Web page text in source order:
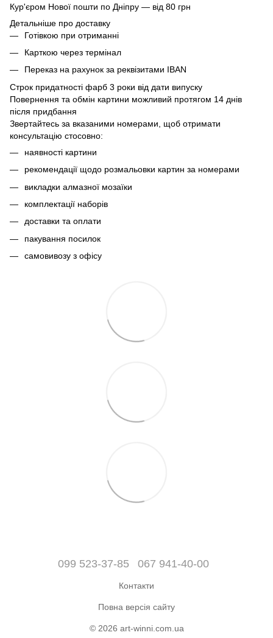
Кур'єром Нової пошти по Дніпру — від 80 грн
Детальніше про доставку
Готівкою при отриманні
Карткою через термінал
Переказ на рахунок за реквізитами IBAN
Строк придатності фарб 3 роки від дати випуску
Повернення та обмін картини можливий протягом 14 днів
після придбання
Звертайтесь за вказаними номерами, щоб отримати
консультацію стосовно:
наявності картини
рекомендації щодо розмальовки картин за номерами
викладки алмазної мозаїки
комплектації наборів
доставки та оплати
пакування посилок
самовивозу з офісу
099 523-37-85 067 941-40-00
Контакти
Повна версія сайту
© 2026 art-winni.com.ua